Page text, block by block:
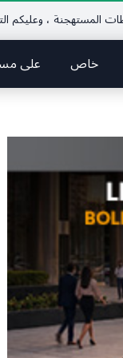
، وعليكم التنبّه
خاص على